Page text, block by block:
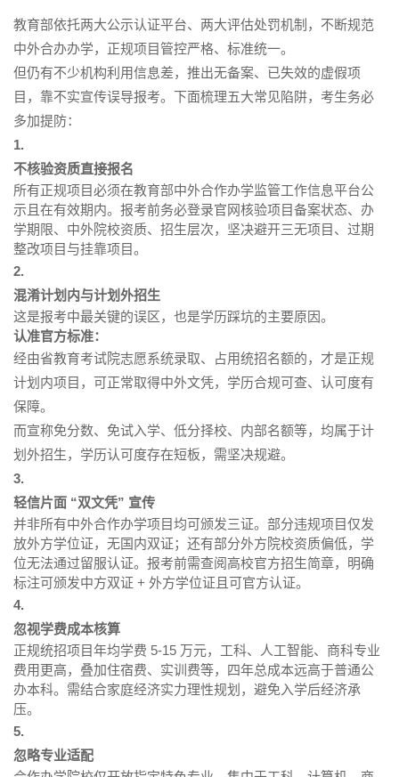
教育部依托两大公示认证平台、两大评估处罚机制，不断规范
中外合办办学，正规项目管控严格、标准统一。
但仍有不少机构利用信息差，推出无备案、已失效的虚假项
目，靠不实宣传误导报考。下面梳理五大常见陷阱，考生务必
多加提防：
1.
不核验资质直接报名
所有正规项目必须在教育部中外合作办学监管工作信息平台公
示且在有效期内。报考前务必登录官网核验项目备案状态、办
学期限、中外院校资质、招生层次，坚决避开三无项目、过期
整改项目与挂靠项目。
2.
混淆计划内与计划外招生
这是报考中最关键的误区，也是学历踩坑的主要原因。
认准官方标准：
经由省教育考试院志愿系统录取、占用统招名额的，才是正规
计划内项目，可正常取得中外文凭，学历合规可查、认可度有
保障。
而宣称免分数、免试入学、低分择校、内部名额等，均属于计
划外招生，学历认可度存在短板，需坚决规避。
3.
轻信片面 “双文凭” 宣传
并非所有中外合作办学项目均可颁发三证。部分违规项目仅发
放外方学位证，无国内双证；还有部分外方院校资质偏低，学
位无法通过留服认证。报考前需查阅高校官方招生简章，明确
标注可颁发中方双证 + 外方学位证且可官方认证。
4.
忽视学费成本核算
正规统招项目年均学费 5-15 万元，工科、人工智能、商科专业
费用更高，叠加住宿费、实训费等，四年总成本远高于普通公
办本科。需结合家庭经济实力理性规划，避免入学后经济承
压。
5.
忽略专业适配